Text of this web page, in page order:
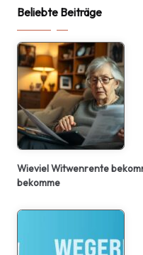
Beliebte Beiträge
Wieviel Witwenrente
bekomme